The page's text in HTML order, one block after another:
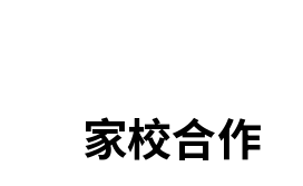
家校合作